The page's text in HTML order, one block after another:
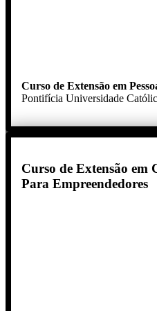
Curso de Extensão em
Pontifícia Universidade
Curso de Extensão em
Para Empreendedores